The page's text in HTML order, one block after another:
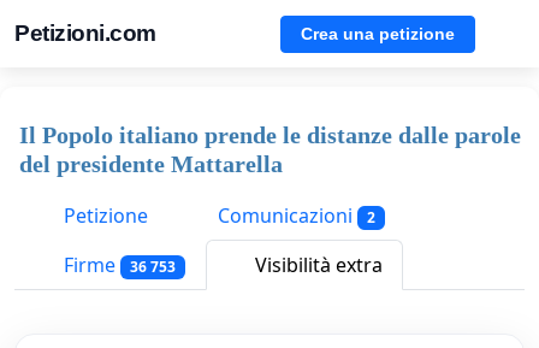
Petizioni.com Crea una petizione
Il Popolo italiano prende le distanze dalle parole
del presidente Mattarella
Petizione
Comunicazioni 2
Firme 36 753 Visibilità extra